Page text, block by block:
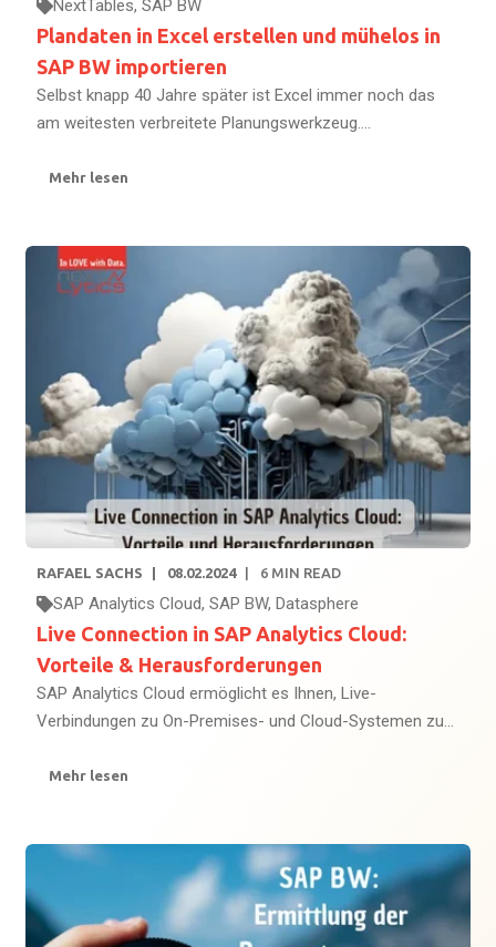
NextTables, SAP BW
Plandaten in Excel erstellen und mühelos in
SAP BW importieren
Selbst knapp 40 Jahre später ist Excel immer noch das
am weitesten verbreitete Planungswerkzeug....
Mehr lesen
RAFAEL SACHS 08.02.2024 6 MIN READ
SAP Analytics Cloud, SAP BW, Datasphere
Live Connection in SAP Analytics Cloud:
Vorteile & Herausforderungen
SAP Analytics Cloud ermöglicht es Ihnen, Live-
Verbindungen zu On-Premises- und Cloud-Systemen zu...
Mehr lesen